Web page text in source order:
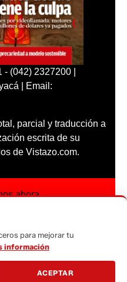
(042) 2327200 |
| Email:
parcial y traducción a
escrita de su
de Vistazo.com.
ahora
para mejorar tu
información
ACEPTAR